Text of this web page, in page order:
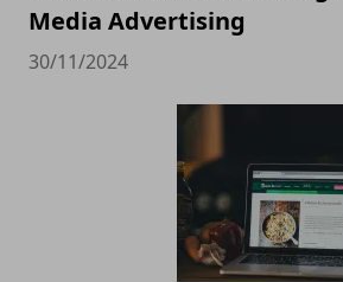
Media Advertising
30/11/2024